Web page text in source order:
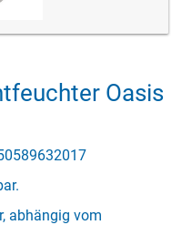
Oasis
abhängig vom